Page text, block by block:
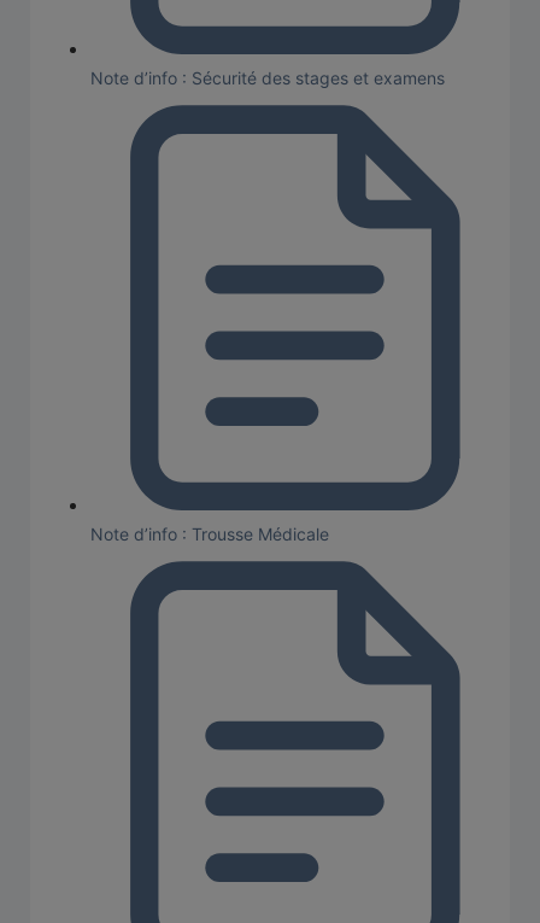
Note d’info : Sécurité des stages et examens
Note d’info : Trousse Médicale